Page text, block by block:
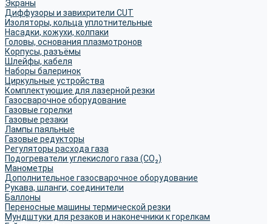
Экраны
Диффузоры и завихрители CUT
Изоляторы, кольца уплотнительные
Насадки, кожухи, колпаки
Головы, основания плазмотронов
Корпусы, разъёмы
Шлейфы, кабеля
Наборы балеринок
Циркульные устройства
Комплектующие для лазерной резки
Газосварочное оборудование
Газовые горелки
Газовые резаки
Лампы паяльные
Газовые редукторы
Регуляторы расхода газа
Подогреватели углекислого газа (CO₂)
Манометры
Дополнительное газосварочное оборудование
Рукава, шланги, соединители
Баллоны
Переносные машины термической резки
Мундштуки для резаков и наконечники к горелкам